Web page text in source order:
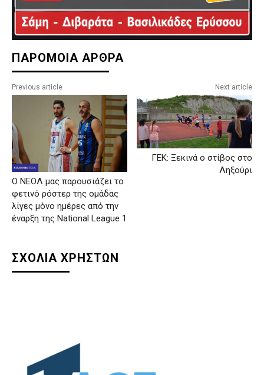
ΠΑΡΟΜΟΙΑ ΑΡΘΡΑ
Previous article
Ο ΝΕΟΛ μας παρουσιάζει το
φετινό ρόστερ της ομάδας
λίγες μόνο ημέρες από την
έναρξη της National League 1
Next article
ΓΕΚ: Ξεκινά ο στίβος στο
Ληξούρι
ΣΧΟΛΙΑ ΧΡΗΣΤΩΝ